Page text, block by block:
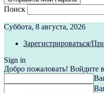
Поиск
Суббота, 8 августа, 2026
Зарегистрироваться/
Sign in
Добро пожаловать! Войдите